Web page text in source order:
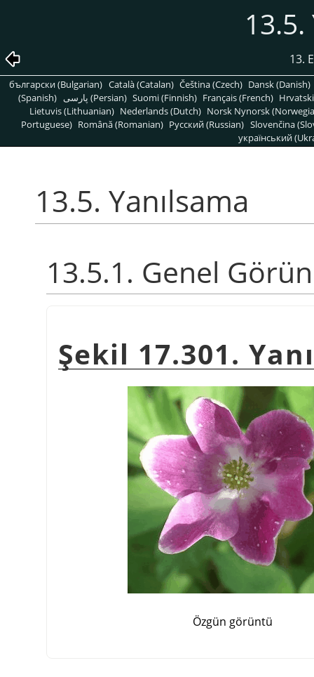
13.5.
13.
български (Bulgarian) Català (Catalan) Čeština (Czech) Dansk (Danish)
(Spanish)
پارسی (Persian) Suomi (Finnish) Français (French)
Lietuvis (Lithuanian) Nederlands (Dutch) Norsk Nynorsk
Portuguese) Română (Romanian) Pусский (Russian) Slovenčina
український
13.5. Yanılsama
13.5.1. Genel
Şekil 17.301.
Özgün görüntü